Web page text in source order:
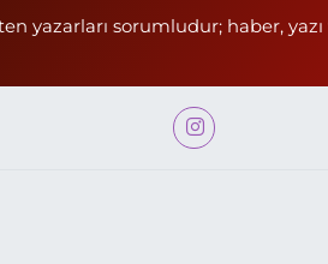
yazarları sorumludur; haber,